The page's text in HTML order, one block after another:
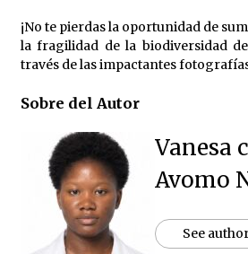
¡No te pierdas la oportunidad de
la fragilidad de la biodiversidad
través de las impactantes
Sobre del Autor
Vanesa
Avomo
See